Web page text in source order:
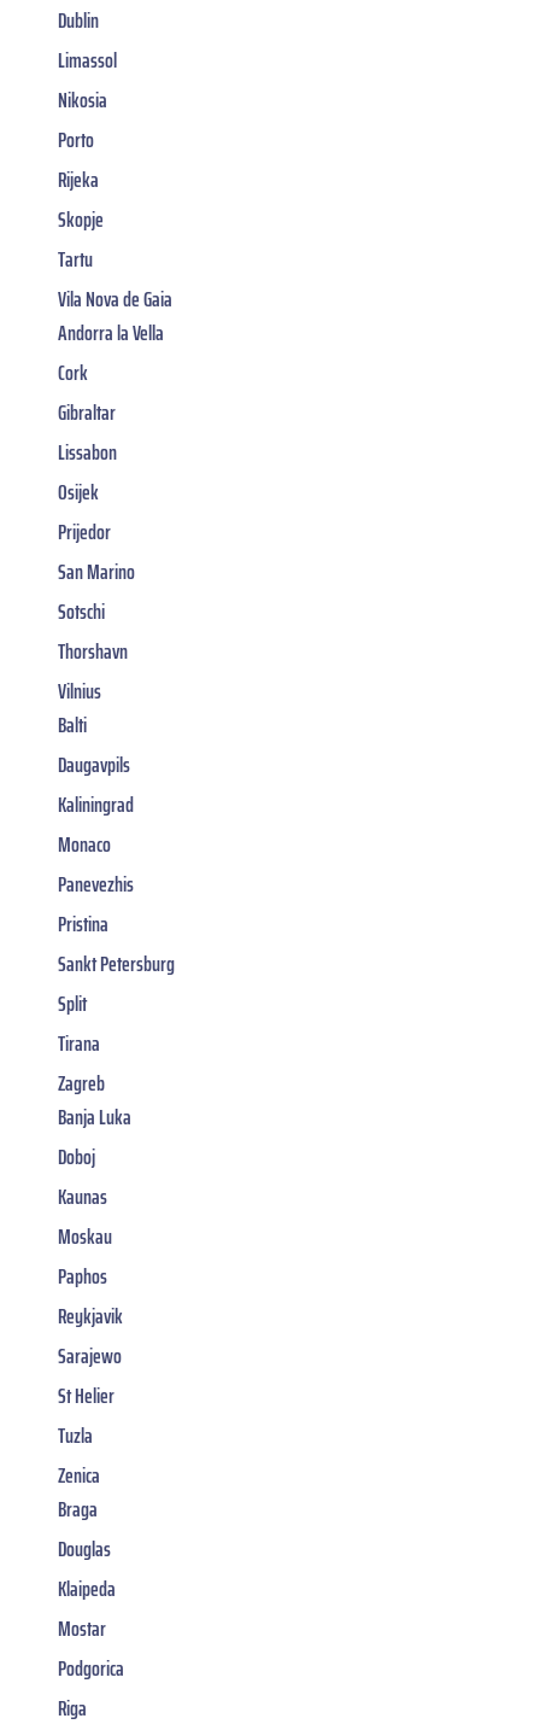
Dublin
Limassol
Nikosia
Porto
Rijeka
Skopje
Tartu
Vila Nova de Gaia
Andorra la Vella
Cork
Gibraltar
Lissabon
Osijek
Prijedor
San Marino
Sotschi
Thorshavn
Vilnius
Balti
Daugavpils
Kaliningrad
Monaco
Panevezhis
Pristina
Sankt Petersburg
Split
Tirana
Zagreb
Banja Luka
Doboj
Kaunas
Moskau
Paphos
Reykjavik
Sarajewo
St Helier
Tuzla
Zenica
Braga
Douglas
Klaipeda
Mostar
Podgorica
Riga